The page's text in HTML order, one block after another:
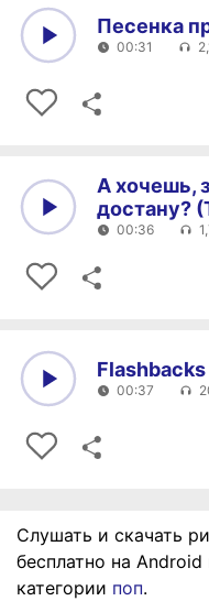
Песенка
00:31
А хочешь,
достану?
00:36
Flashbacks
00:37
Слушать и скачать
бесплатно на
категории поп.